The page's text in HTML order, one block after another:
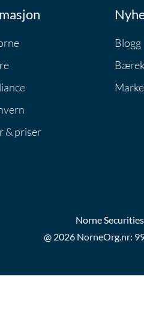
& priser
Blogg
Norne
@ 2026 NorneOrg.nr: